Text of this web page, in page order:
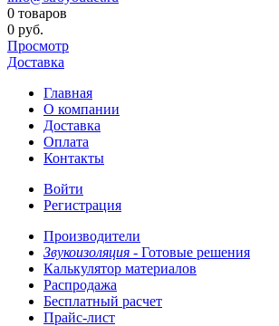
0 товаров
0 руб.
Просмотр
Доставка
Главная
О компании
Доставка
Оплата
Контакты
Войти
Регистрация
Производители
Звукоизоляция - Готовые решения
Калькулятор материалов
Распродажа
Бесплатный расчет
Прайс-лист